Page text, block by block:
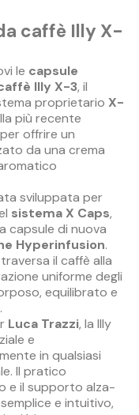
caffè Illy X-
le capsule
Illy X-3, il
proprietario X-
più recente
per offrire un
da una crema
sviluppata per
sistema X Caps,
capsule di nuova
Hyperinfusion.
il caffè alla
uniforme degli
equilibrato e
Luca Trazzi, la Illy
e
in qualsiasi
Il pratico
e il supporto alza-
e intuitivo,